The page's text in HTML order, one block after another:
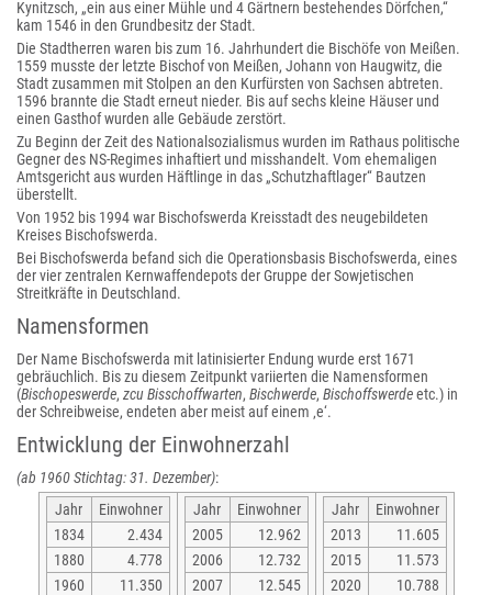
Kynitzsch, „ein aus einer Mühle und 4 Gärtnern bestehendes Dörfchen,“
kam 1546 in den Grundbesitz der Stadt.
Die Stadtherren waren bis zum 16. Jahrhundert die Bischöfe von Meißen.
1559 musste der letzte Bischof von Meißen, Johann von Haugwitz, die
Stadt zusammen mit Stolpen an den Kurfürsten von Sachsen abtreten.
1596 brannte die Stadt erneut nieder. Bis auf sechs kleine Häuser und
einen Gasthof wurden alle Gebäude zerstört.
Zu Beginn der Zeit des Nationalsozialismus wurden im Rathaus politische
Gegner des NS-Regimes inhaftiert und misshandelt. Vom ehemaligen
Amtsgericht aus wurden Häftlinge in das „Schutzhaftlager“ Bautzen
überstellt.
Von 1952 bis 1994 war Bischofswerda Kreisstadt des neugebildeten
Kreises Bischofswerda.
Bei Bischofswerda befand sich die Operationsbasis Bischofswerda, eines
der vier zentralen Kernwaffendepots der Gruppe der Sowjetischen
Streitkräfte in Deutschland.
Namensformen
Der Name Bischofswerda mit latinisierter Endung wurde erst 1671
gebräuchlich. Bis zu diesem Zeitpunkt variierten die Namensformen
(Bischopeswerde, zcu Bisschoffwarten, Bischwerde, Bischoffswerdeetc.) in
der Schreibweise, endeten aber meist auf einem ‚e‘.
Entwicklung der Einwohnerzahl
(ab 1960 Stichtag: 31. Dezember):
Jahr
Einwohner
1834
2.434
1880
4.778
1960
11.350
Jahr
Einwohner
2005
12.962
2006
12.732
2007
12.545
Jahr
Einwohner
2013
11.605
2015
11.573
2020
10.788